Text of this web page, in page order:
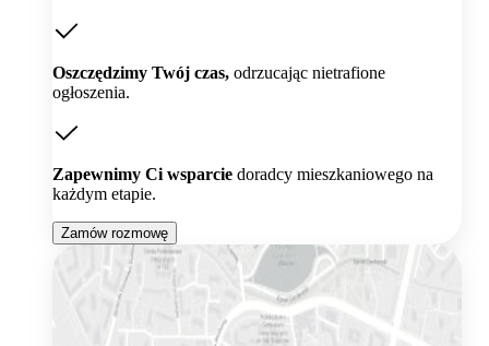
Oszczędzimy Twój czas, odrzucając nietrafione
ogłoszenia.
Zapewnimy Ci wsparcie doradcy mieszkaniowego na
każdym etapie.
Zamów rozmowę